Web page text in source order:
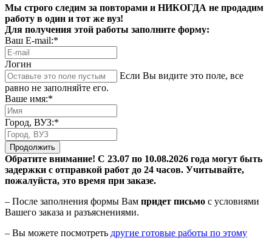
Мы строго следим за повторами и НИКОГДА не продадим
работу в один и тот же вуз!
Для получения этой работы заполните форму:
Ваш E-mail:*
Логин
Если Вы видите это поле, все
равно не заполняйте его.
Ваше имя:*
Город, ВУЗ:*
Продолжить
Обратите внимание! С 23.07 по 10.08.2026 года могут быть
задержки с отправкой работ до 24 часов. Учитывайте,
пожалуйста, это время при заказе.
– После заполнения формы Вам придет письмо с условиями
Вашего заказа и разъяснениями.
– Вы можете посмотреть другие готовые работы по этому